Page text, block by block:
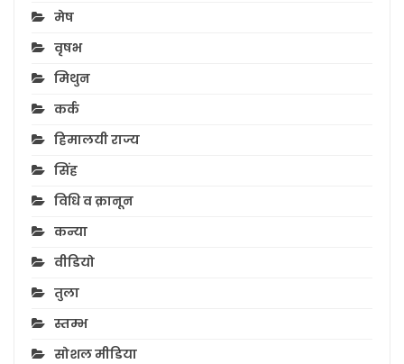
मेष
वृषभ
मिथुन
कर्क
हिमालयी राज्य
सिंह
विधि व क़ानून
कन्या
वीडियो
तुला
स्तम्भ
सोशल मीडिया